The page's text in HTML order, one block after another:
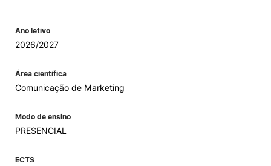
Ano letivo
2026/2027
Área científica
Comunicação de Marketing
Modo de ensino
PRESENCIAL
ECTS